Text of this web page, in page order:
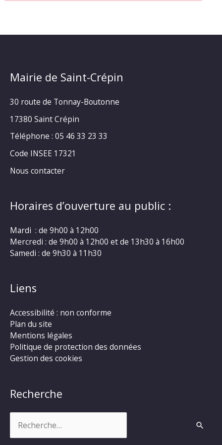
Mairie de Saint-Crépin
30 route de Tonnay-Boutonne
17380 Saint Crépin
Téléphone : 05 46 33 23 33
Code INSEE 17321
Nous contacter
Horaires d’ouverture au public :
Mardi : de 9h00 à 12h00
Mercredi : de 9h00 à 12h00 et de 13h30 à 16h00
Samedi : de 9h30 à 11h30
Liens
Accessibilité : non conforme
Plan du site
Mentions légales
Politique de protection des données
Gestion des cookies
Recherche